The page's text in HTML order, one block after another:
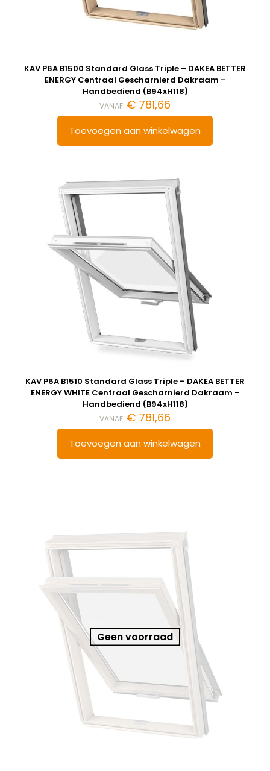
KAV P6A B1500 Standard Glass Triple – DAKEA BETTER
ENERGY Centraal Gescharnierd Dakraam –
Handbediend (B94xH118)
VANAF: € 781,66
Toevoegen aan winkelwagen
KAV P6A B1510 Standard Glass Triple – DAKEA BETTER
ENERGY WHITE Centraal Gescharnierd Dakraam –
Handbediend (B94xH118)
VANAF: € 781,66
Toevoegen aan winkelwagen
Geen voorraad